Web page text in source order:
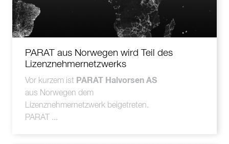
PARAT aus Norwegen wird Teil des
Lizenznehmernetzwerks
Vor kurzem ist PARAT Halvorsen AS
aus Norwegen dem
Lizenznehmernetzwerk beigetreten.
PARAT ...